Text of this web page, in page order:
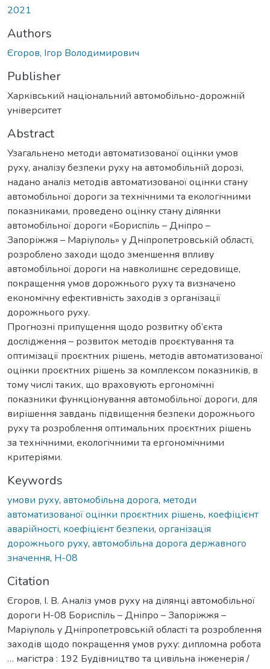
2021
Authors
Єгоров, Ігор Володимирович
Publisher
Харківський національний автомобільно-дорожній
університет
Abstract
Узагальнено методи автоматизованої оцінки умов
руху, аналізу безпеки руху на автомобільній дорозі,
надано аналіз методів автоматизованої оцінки стану
автомобільної дороги за технічними та екологічними
показниками, проведено оцінку стану ділянки
автомобільної дороги «Бориспіль – Дніпро –
Запоріжжя – Маріуполь» у Дніпропетровській області,
розроблено заходи щодо зменшення впливу
автомобільної дороги на навколишнє середовище,
покращення умов дорожнього руху та визначено
економічну ефективність заходів з організації
дорожнього руху.
Прогнозні припущення щодо розвитку об’єкта
дослідження – розвиток методів проєктування та
оптимізації проєктних рішень, методів автоматизованої
оцінки проєктних рішень за комплексом показників, в
тому числі таких, що враховують ергономічні
показники функціонування автомобільної дороги, для
вирішення завдань підвищення безпеки дорожнього
руху та розроблення оптимальних проєктних рішень
за технічними, екологічними та ергономічними
критеріями.
Keywords
умови руху, автомобільна дорога, методи
автоматизованої оцінки проєктних рішень, коефіцієнт
аварійності, коефіцієнт безпеки, організація
дорожнього руху, автомобільна дорога державного
значення, Н-08
Citation
Єгоров, І. В. Аналіз умов руху на ділянці автомобільної
дороги Н-08 Бориспіль – Дніпро – Запоріжжя –
Маріуполь у Дніпропетровській області та розроблення
заходів щодо покращення умов руху: дипломна робота
… магістра : 192 Будівництво та цивільна інженерія /